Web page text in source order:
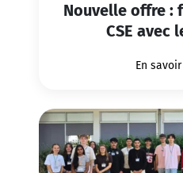
Nouvelle offre :
CSE avec
En